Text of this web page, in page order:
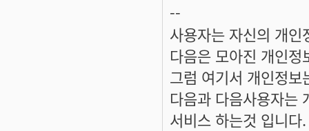
--
사용자는 자신의 개
다음은 모아진 개인
그럼 여기서 개인정보
다음과 다음사용자는
서비스 하는것 입니